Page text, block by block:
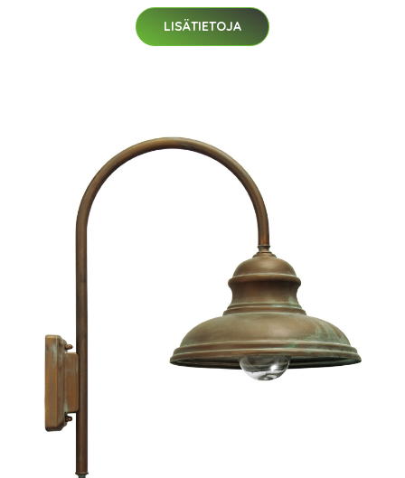
LISÄTIETOJA